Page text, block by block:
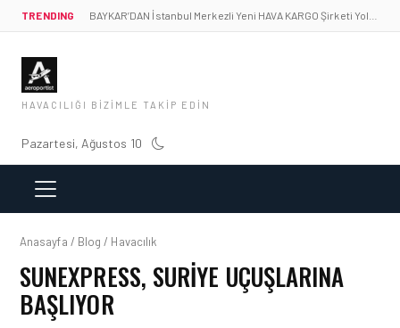
TRENDING
HAVACILIĞI BIZIMLE TAKIP EDIN
Pazartesi, Ağustos 10
Anasayfa / Blog / Havacılık
SUNEXPRESS, SURIYE UÇUŞLARINA
BAŞLIYOR